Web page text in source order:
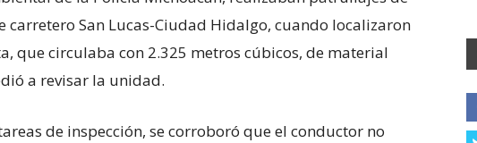
carretero San Lucas-Ciudad Hidalgo, cuando localizaron
que circulaba con 2.325 metros cúbicos, de material
a revisar la unidad.
de inspección, se corroboró que el conductor no